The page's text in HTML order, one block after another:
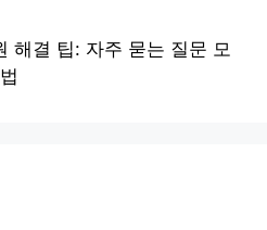
해결 팁: 자주 묻는 질문 모